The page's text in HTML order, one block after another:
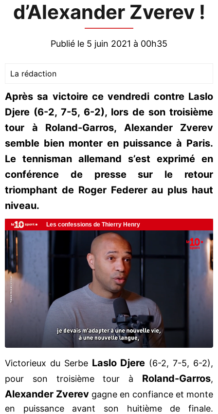
d’Alexander Zverev !
Publié le 5 juin 2021 à 00h35
La rédaction
Après sa victoire ce vendredi contre Laslo
Djere (6-2, 7-5, 6-2), lors de son troisième
tour à Roland-Garros, Alexander Zverev
semble bien monter en puissance à Paris.
Le tennisman allemand s’est exprimé en
conférence de presse sur le retour
triomphant de Roger Federer au plus haut
niveau.
Victorieux du Serbe Laslo Djere (6-2, 7-5, 6-2),
pour son troisième tour à Roland-Garros,
Alexander Zverev gagne en confiance et monte
en puissance avant son huitième de finale.